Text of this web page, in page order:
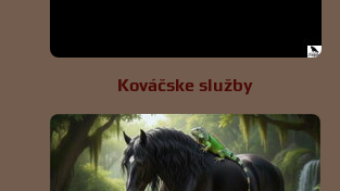
Kováčske služby